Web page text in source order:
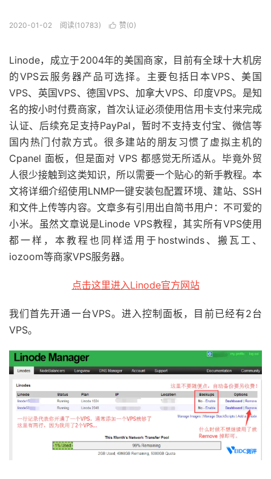
2020-01-02 阅读(10783)  赞(0)
Linode，成立于2004年的美国商家，目前有全球十大机房
的VPS云服务器产品可选择。主要包括日本VPS、美国
VPS、英国VPS、德国VPS、加拿大VPS、印度VPS。是知
名的按小时付费商家，首次认证必须使用信用卡支付来完成
认证、后续充足支持PayPal，暂时不支持支付宝、微信等
国内热门付款方式。很多建站的朋友习惯了虚拟主机的
Cpanel 面板，但是面对 VPS 都感觉无所适从。毕竟外贸
人很少接触到这类知识，所以需要一个贴心的新手教程。本
文将详细介绍使用LNMP一键安装包配置环境、建站、SSH
和文件上传等内容。文章多有引用出自简书用户：不可爱的
小米。虽然文章说是Linode VPS教程，其实所有VPS使用
都一样，本教程也同样适用于hostwinds、搬瓦工、
iozoom等商家VPS服务器。
点击这里进入Linode官方网站
我们首先开通一台VPS。进入控制面板，目前已经有2台
VPS。